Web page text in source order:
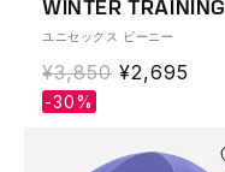
WINTER TRAINING
ユニセックス ビーニー
通
常
¥3,850 Translation
¥2,695
-30%